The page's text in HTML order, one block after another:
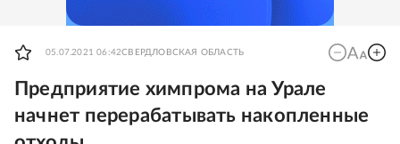
05.07.2021 06:42СВЕРДЛОВСКАЯ ОБЛАСТЬ
Предприятие химпрома на Урале
начнет перерабатывать накопленные